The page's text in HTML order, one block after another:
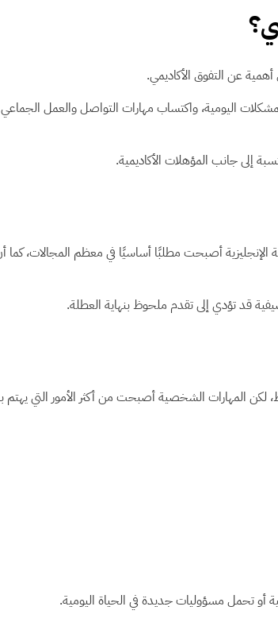
عن التفوق الأكاديمي.
اليومية، واكتساب مهارات التواصل والعمل
إلى جانب المؤهلات الأكاديمية.
أصبحت مطلبًا أساسيًا في معظم المجالات، كما
قد تؤدي إلى تقدم ملحوظ بنهاية العطلة.
لكن المهارات الشخصية أصبحت من أكثر الأمور التي
أو تحمل مسؤوليات جديدة في الحياة اليومية.